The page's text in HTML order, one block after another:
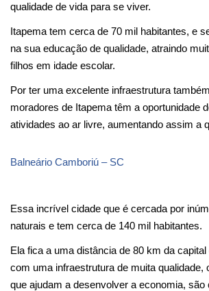
qualidade de vida para se viver.
Itapema tem cerca de 70 mil habitantes, e
na sua educação de qualidade, atraindo
filhos em idade escolar.
Por ter uma excelente infraestrutura
moradores de Itapema têm a oportunidade
atividades ao ar livre, aumentando assim a
Balneário Camboriú – SC
Essa incrível cidade que é cercada por
naturais e tem cerca de 140 mil habitantes.
Ela fica a uma distância de 80 km da
com uma infraestrutura de muita qualidade,
que ajudam a desenvolver a economia, são